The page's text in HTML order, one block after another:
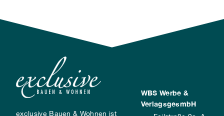
exclusive Bauen & Wohnen ist
WBS Werbe &
VerlagsgesmbH